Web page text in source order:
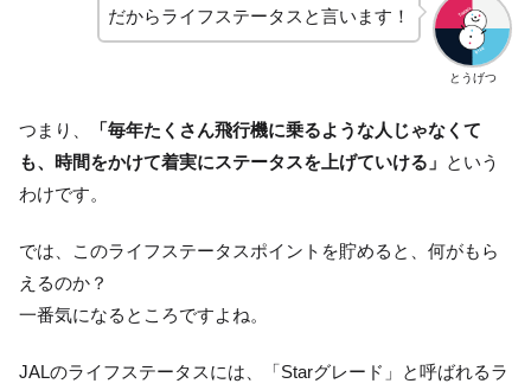
とうげつ
だからライフステータスと言います！
つまり、
「毎年たくさん飛行機に乗るような人じゃなくて
も、時間をかけて着実にステータスを上げていける」 という
わけです。
では、このライフステータスポイントを貯めると、何がもら
えるのか？
一番気になるところですよね。
JALのライフステータスには、「Starグレード」と呼ばれるラ